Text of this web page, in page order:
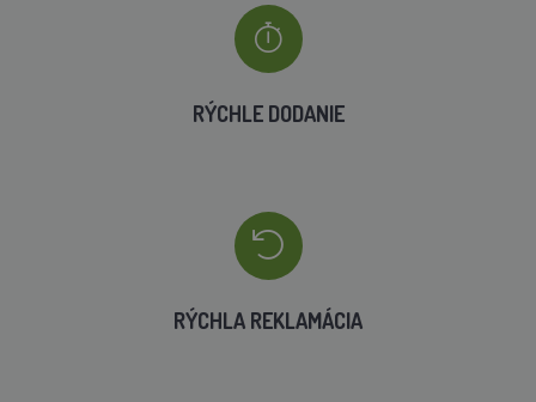
RÝCHLE DODANIE
RÝCHLA REKLAMÁCIA